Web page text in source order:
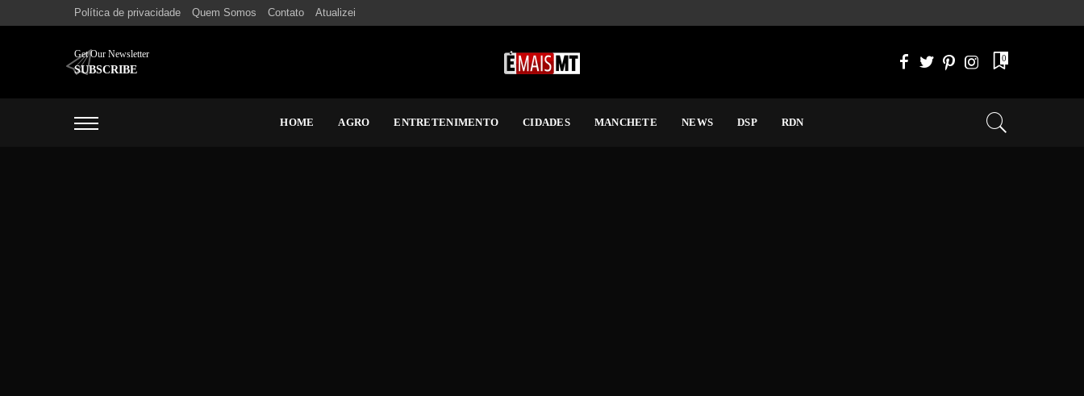
Política de privacidade Quem Somos Contato Atualizei
Get Our Newsletter
SUBSCRIBE
0
HOME AGRO ENTRETENIMENTO CIDADES MANCHETE NEWS DSP RDN